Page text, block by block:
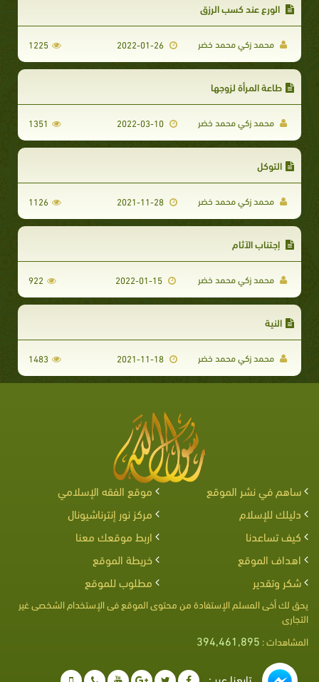
​ الورع عند كسب الرزق
محمد زكي محمد خضر 2022-01-26
1225
طاعة المرأة لزوجها
محمد زكي محمد خضر 2022-03-10
1351
التوكل
محمد زكي محمد خضر 2021-11-28
1126
إجتناب الآثام
محمد زكي محمد خضر 922
النية
محمد زكي محمد خضر 2021-11-18
1483
ساهم في نشر الموقع
موقع الفقه الإسلامي
دليلك للإسلام
مركز نور إنترناشيونال
كيف تساعدنا
اربط موقعك معنا
اهداف الموقع
خريطة الموقع
شكر وتقدير
مطلوب للموقع
يحق لك أخى المسلم الإستفادة من محتوى الموقع فى الإستخدام الشخصى غير
التجارى
المشاهدات : 394,461,895